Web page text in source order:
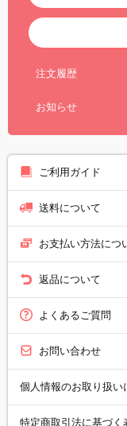
注文履歴
お知らせ
ご利用ガイド
送料について
お支払い方法につ
返品について
よくあるご質問
お問い合わせ
個人情報のお取り扱い
特定商取引法に基づく